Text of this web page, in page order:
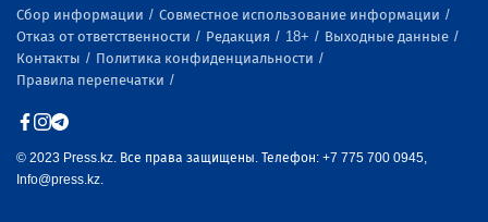
Сбор информации
Совместное использование информации
Отказ от ответственности
Редакция 18+
Выходные данные
Контакты
Политика конфиденциальности
Правила перепечатки
© 2023 Press.kz. Все права защищены. Телефон: +7 775 700 0945,
Info@press.kz.